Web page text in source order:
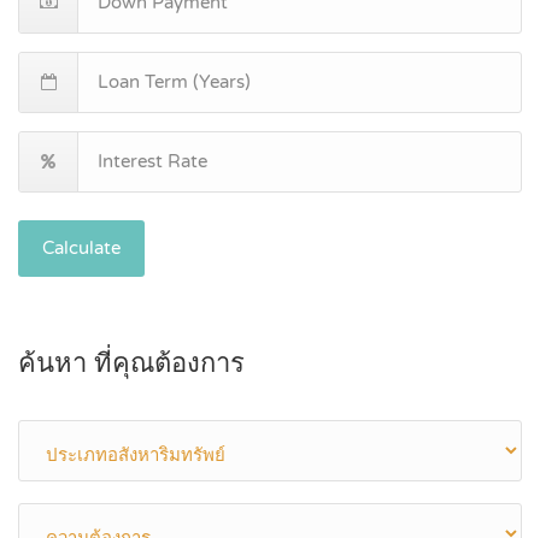
Calculate
ค้นหา ที่คุณต้องการ